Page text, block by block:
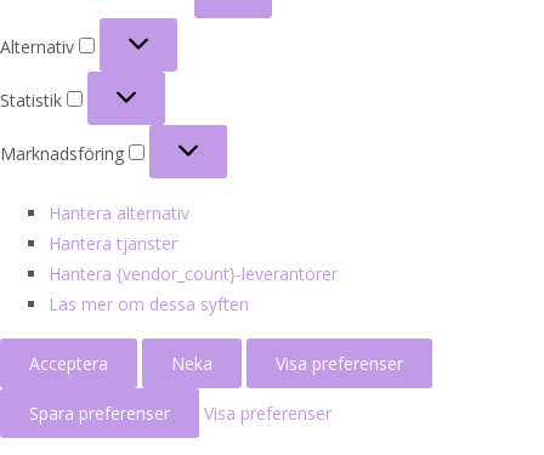
Alternativ
Statistik
Marknadsföring
Hantera alternativ
Hantera tjänster
Hantera {vendor_count}-leverantörer
Läs mer om dessa syften
Acceptera Neka Visa preferenser
Spara preferenser Visa preferenser